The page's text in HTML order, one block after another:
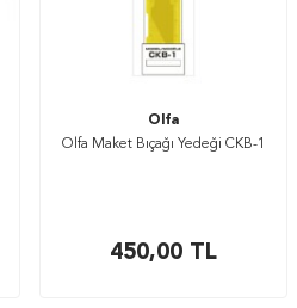
Olfa
Olfa Maket Bıçağı Yedeği CKB-1
450,00 TL